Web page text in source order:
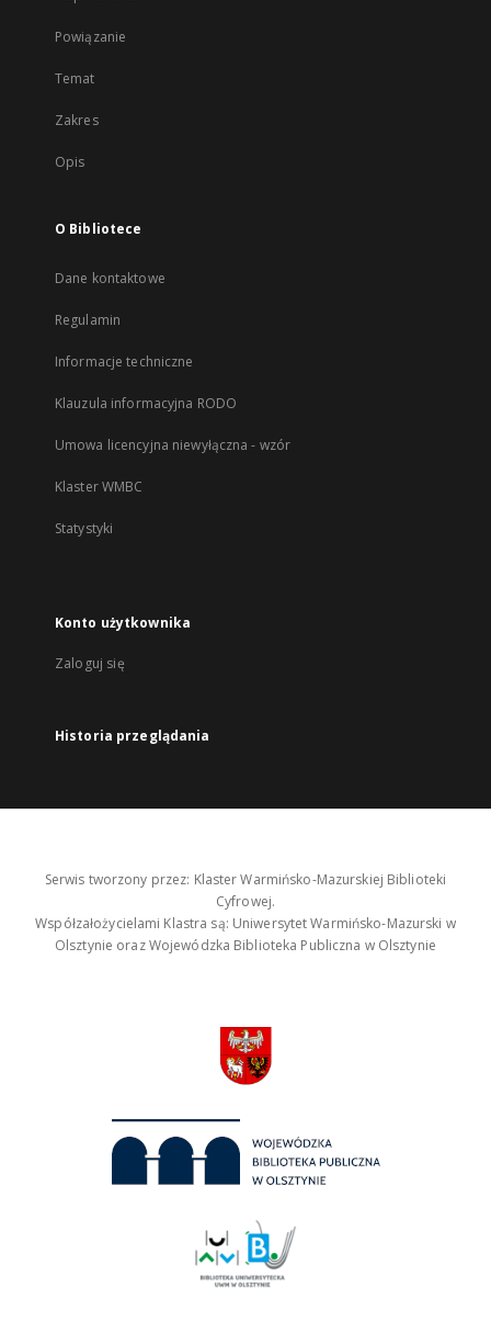
Powiązanie
Temat
Zakres
Opis
O Bibliotece
Dane kontaktowe
Regulamin
Informacje techniczne
Klauzula informacyjna RODO
Umowa licencyjna niewyłączna - wzór
Klaster WMBC
Statystyki
Konto użytkownika
Zaloguj się
Historia przeglądania
Serwis tworzony przez: Klaster Warmińsko-Mazurskiej Biblioteki
Cyfrowej.
Współzałożycielami Klastra są: Uniwersytet Warmińsko-Mazurski w
Olsztynie oraz Wojewódzka Biblioteka Publiczna w Olsztynie